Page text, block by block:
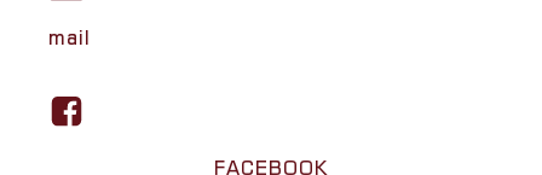
mail
FACEBOOK